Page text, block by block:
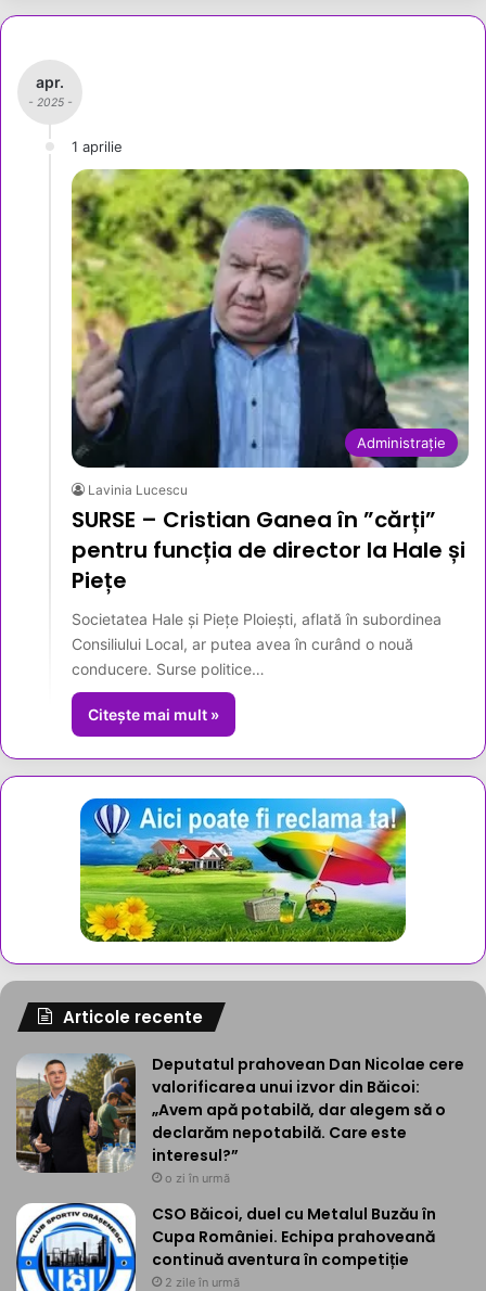
apr.
- 2025 -
1 aprilie
Administrație
Lavinia Lucescu
SURSE – Cristian Ganea în ”cărți”
pentru funcția de director la Hale și
Piețe
Societatea Hale și Piețe Ploiești, aflată în subordinea
Consiliului Local, ar putea avea în curând o nouă
conducere. Surse politice…
Citește mai mult »
Articole recente
Deputatul prahovean Dan Nicolae cere
valorificarea unui izvor din Băicoi:
„Avem apă potabilă, dar alegem să o
declarăm nepotabilă. Care este
interesul?”
o zi în urmă
CSO Băicoi, duel cu Metalul Buzău în
Cupa României. Echipa prahoveană
continuă aventura în competiție
2 zile în urmă